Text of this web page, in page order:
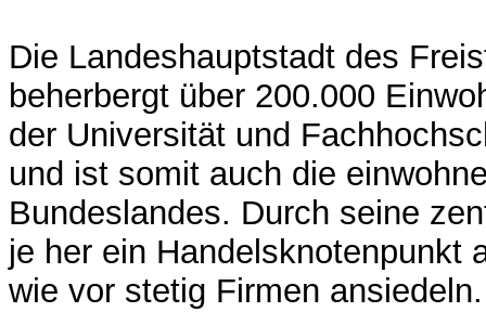
Die Landeshauptstadt des
beherbergt über 200.000
der Universität und
und ist somit auch die
Bundeslandes. Durch seine
je her ein Handelsknotenpunkt
wie vor stetig Firmen ansiedeln.